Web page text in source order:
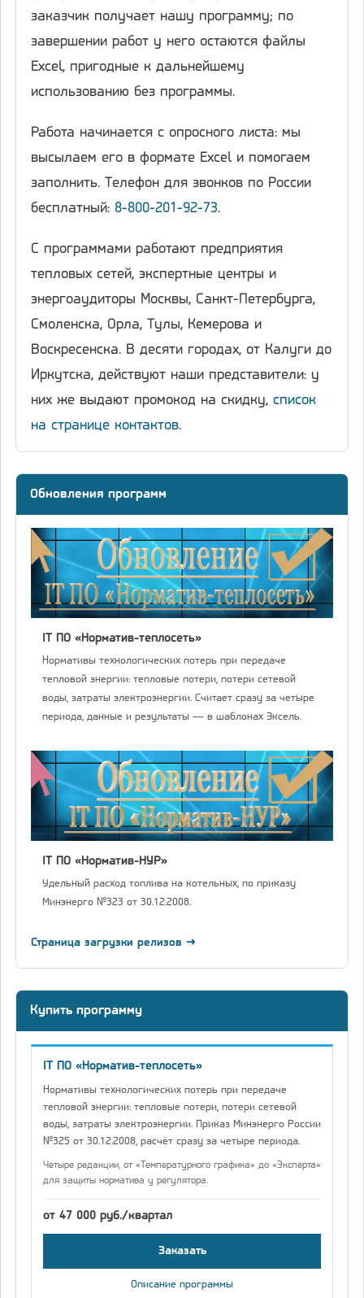
заказчик получает нашу программу; по
завершении работ у него остаются файлы
Excel, пригодные к дальнейшему
использованию без программы.
Работа начинается с опросного листа: мы
высылаем его в формате Excel и помогаем
заполнить. Телефон для звонков по России
бесплатный: 8-800-201-92-73.
С программами работают предприятия
тепловых сетей, экспертные центры и
энергоаудиторы Москвы, Санкт-Петербурга,
Смоленска, Орла, Тулы, Кемерова и
Воскресенска. В десяти городах, от Калуги до
Иркутска, действуют наши представители: у
них же выдают промокод на скидку, список
на странице контактов.
Обновления программ
IT ПО «Норматив-теплосеть»
Нормативы технологических потерь при передаче
тепловой энергии: тепловые потери, потери сетевой
воды, затраты электроэнергии. Считает сразу за четыре
периода, данные и результаты — в шаблонах Эксель.
IT ПО «Норматив-НУР»
Удельный расход топлива на котельных, по приказу
Минэнерго №323 от 30.12.2008.
Страница загрузки релизов →
Купить программу
IT ПО «Норматив-теплосеть»
Нормативы технологических потерь при передаче
тепловой энергии: тепловые потери, потери сетевой
воды, затраты электроэнергии. Приказ Минэнерго России
№325 от 30.12.2008, расчёт сразу за четыре периода.
Четыре редакции, от «Температурного графика» до «Эксперта»
для защиты норматива у регулятора.
от 47 000 руб./квартал
Заказать
Описание программы